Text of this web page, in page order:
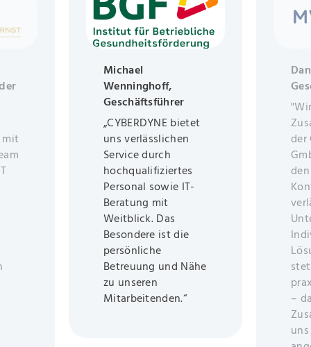
mit
Michael
Wenninghoff,
Geschäftsführer
„CYBERDYNE bietet
uns verlässlichen
Service durch
hochqualifiziertes
Personal sowie IT-
Beratung mit
Weitblick. Das
Besondere ist die
persönliche
Betreuung und Nähe
zu unseren
Mitarbeitenden.“
der
–